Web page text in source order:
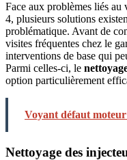
Face aux problèmes liés
4, plusieurs solutions
problématique. Avant de
visites fréquentes chez le
interventions de base qui
Parmi celles-ci, le
option particulièrement
Voyant défaut
Nettoyage des